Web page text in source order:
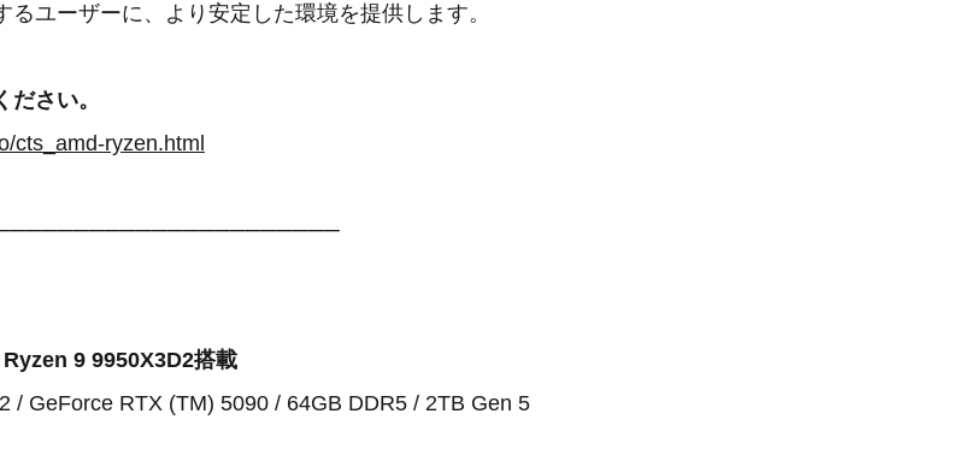
ユーザーに、より安定した環境を提供します。
さい。
cts_amd-ryzen.html
9 9950X3D2搭載
/ GeForce RTX (TM) 5090 / 64GB DDR5 / 2TB Gen 5